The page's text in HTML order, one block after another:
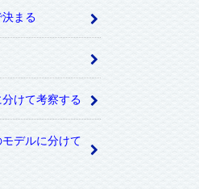
まる
けて考察する
デルに分けて